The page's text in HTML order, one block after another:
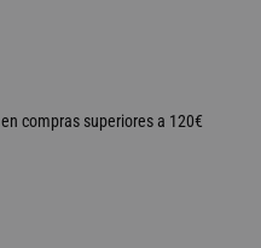
compras superiores a 120€